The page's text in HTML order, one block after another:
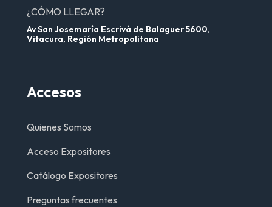
¿CÓMO LLEGAR?
Av San Josemaría Escrivá de Balaguer 5600,
Vitacura, Región Metropolitana
Accesos
Quienes Somos
Acceso Expositores
Catálogo Expositores
Preguntas frecuentes